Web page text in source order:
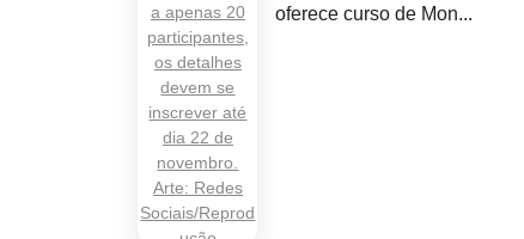
oferece curso de Mon...